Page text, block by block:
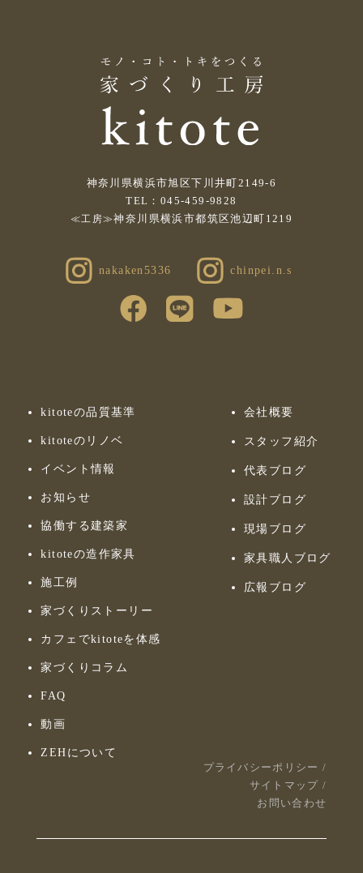
神奈川県横浜市旭区下川井町2149-6
TEL：045-459-9828
≪工房≫神奈川県横浜市都筑区池辺町1219
nakaken5336 chinpei.n.s
kitoteの品質基準
kitoteのリノベ
イベント情報
お知らせ
協働する建築家
kitoteの造作家具
施工例
家づくりストーリー
カフェでkitoteを体感
家づくりコラム
FAQ
動画
ZEHについて
会社概要
スタッフ紹介
代表ブログ
設計ブログ
現場ブログ
家具職人ブログ
広報ブログ
プライバシーポリシー /
サイトマップ /
お問い合わせ